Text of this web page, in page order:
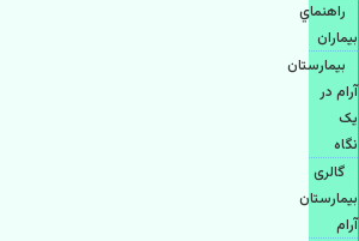
راهنماي
بیماران
بیمارستان
آرام در
یک
نگاه
گالری
بیمارستان
آرام